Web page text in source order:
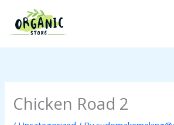
content
Chicken Road 2